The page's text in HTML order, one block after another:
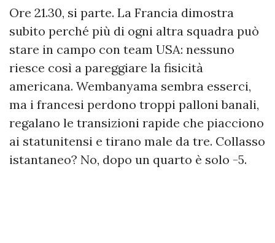
Ore 21.30, si parte. La Francia dimostra
subito perché più di ogni altra squadra può
stare in campo con team USA: nessuno
riesce così a pareggiare la fisicità
americana. Wembanyama sembra esserci,
ma i francesi perdono troppi palloni banali,
regalano le transizioni rapide che piacciono
ai statunitensi e tirano male da tre. Collasso
istantaneo? No, dopo un quarto è solo -5.